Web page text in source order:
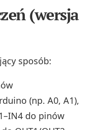
(wersja
sposób:
(np. A0, A1),
do pinów